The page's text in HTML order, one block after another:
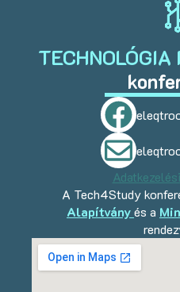
A Tech4Study
Alapítványés a